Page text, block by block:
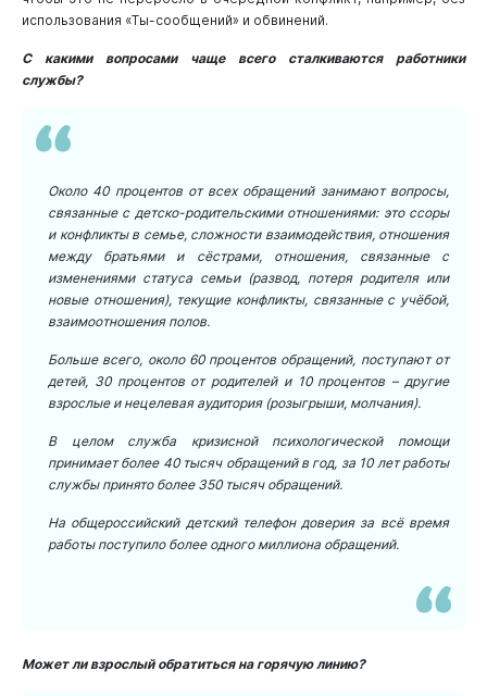
использования «Ты-сообщений» и обвинений.
С какими вопросами чаще всего сталкиваются работники
службы?
Около 40 процентов от всех обращений занимают вопросы,
связанные с детско-родительскими отношениями: это ссоры
и конфликты в семье, сложности взаимодействия, отношения
между братьями и сёстрами, отношения, связанные с
изменениями статуса семьи (развод, потеря родителя или
новые отношения), текущие конфликты, связанные с учёбой,
взаимоотношения полов.
Больше всего, около 60 процентов обращений, поступают от
детей, 30 процентов от родителей и 10 процентов – другие
взрослые и нецелевая аудитория (розыгрыши, молчания).
В целом служба кризисной психологической помощи
принимает более 40 тысяч обращений в год, за 10 лет работы
службы принято более 350 тысяч обращений.
На общероссийский детский телефон доверия за всё время
работы поступило более одного миллиона обращений.
Может ли взрослый обратиться на горячую линию?